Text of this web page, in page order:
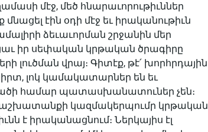
մէջ, մեծ հնարաւորութիւններ
էին օդի մէջ եւ իրականութիւն
ձեւաւորման շրջանին մեր
իր սեփական կրթական ծրագիրը
լուծման վրայ։ Գիտէք, թէ՛ խորհրդային
սիրտ, լոկ կամակատարներ են եւ
համար պատասխանատուներ չեն։
կազմակերպումր կրթական
է իրականացնում։ Ներկայիս էլ